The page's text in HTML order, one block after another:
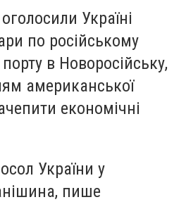
Україні
по російському
в Новоросійську,
американської
економічні
України у
пише